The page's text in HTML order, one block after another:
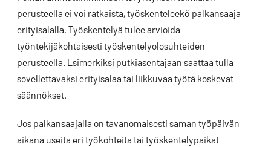
perusteella ei voi ratkaista, työskenteleekö palkansaaja
erityisalalla. Työskentelyä tulee arvioida
työntekijäkohtaisesti työskentelyolosuhteiden
perusteella. Esimerkiksi putkiasentajaan saattaa tulla
sovellettavaksi erityisalaa tai liikkuvaa työtä koskevat
säännökset.
Jos palkansaajalla on tavanomaisesti saman työpäivän
aikana useita eri työkohteita tai työskentelypaikat